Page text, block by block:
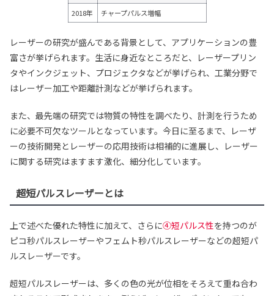
2018年
チャープパルス増幅
レーザーの研究が盛んである背景として、アプリケーションの豊
富さが挙げられます。生活に身近なところだと、レーザープリン
タやインクジェット、プロジェクタなどが挙げられ、工業分野で
はレーザー加工や距離計測などが挙げられます。
また、最先端の研究では物質の特性を調べたり、計測を行うため
に必要不可欠なツールとなっています。今日に至るまで、レーザ
ーの技術開発とレーザーの応用技術は相補的に進展し、レーザー
に関する研究はますます激化、細分化しています。
超短パルスレーザーとは
上で述べた優れた特性に加えて、さらに④短パルス性を持つのが
ピコ秒パルスレーザーやフェムト秒パルスレーザーなどの超短パ
ルスレーザーです。
超短パルスレーザーは、多くの色の光が位相をそろえて重ね合わ